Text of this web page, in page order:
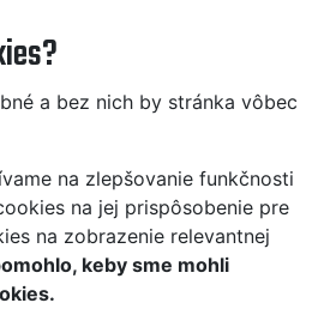
a bez nich by stránka vôbec
na zlepšovanie funkčnosti
na jej prispôsobenie pre
na zobrazenie relevantnej
keby sme mohli